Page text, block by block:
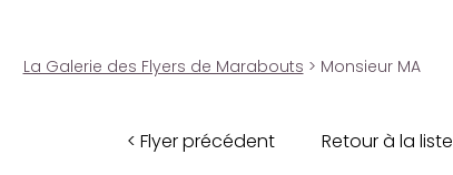
La Galerie des Flyers de Marabouts > Monsieur MA
< Flyer précédent Retour à la liste